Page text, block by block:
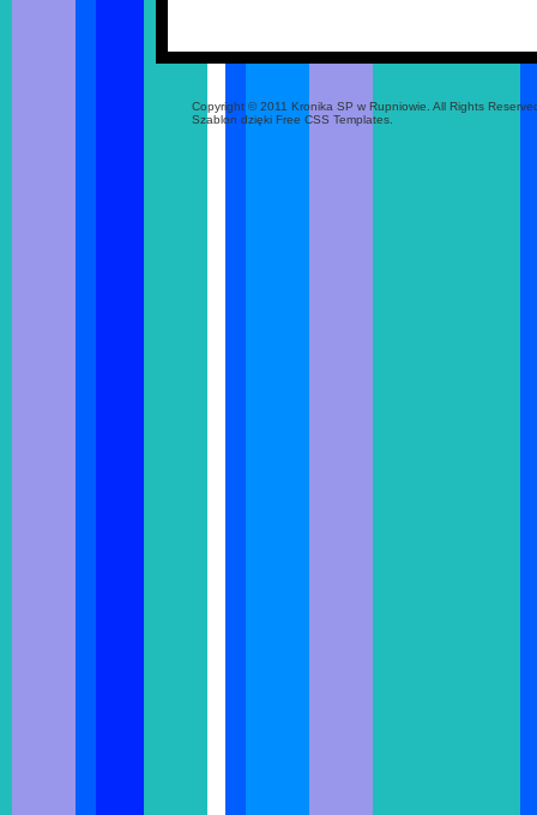
Copyright © 2011 Kronika SP w Rupniowie. All Rights
Szablon dzięki Free CSS Templates.